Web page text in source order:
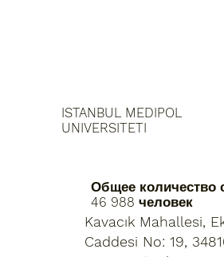
ISTANBUL MEDIPOL
UNIVERSITETI
Общее количество
46 988 человек
Kavacık Mahallesi,
Caddesi No: 19,